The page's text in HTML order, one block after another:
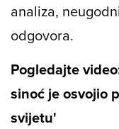
analiza,
odgovora.
Pogledajte
sinoć je osvojio
svijetu'